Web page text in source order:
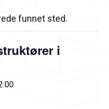
funnet sted.
i